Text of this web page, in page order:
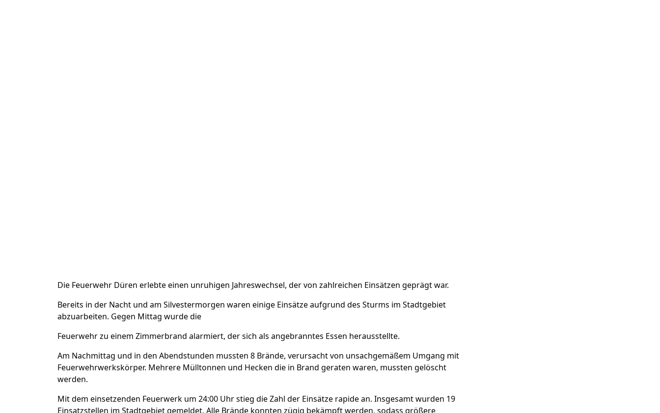
Die Feuerwehr Düren erlebte einen unruhigen Jahreswechsel, der von zahlreichen Einsätzen geprägt war.
Bereits in der Nacht und am Silvestermorgen waren einige Einsätze aufgrund des Sturms im Stadtgebiet
abzuarbeiten. Gegen Mittag wurde die
Feuerwehr zu einem Zimmerbrand alarmiert, der sich als angebranntes Essen herausstellte.
Am Nachmittag und in den Abendstunden mussten 8 Brände, verursacht von unsachgemäßem Umgang mit
Feuerwehrwerkskörper. Mehrere Mülltonnen und Hecken die in Brand geraten waren, mussten gelöscht
werden.
Mit dem einsetzenden Feuerwerk um 24:00 Uhr stieg die Zahl der Einsätze rapide an. Insgesamt wurden 19
Einsatzstellen im Stadtgebiet gemeldet. Alle Brände konnten zügig bekämpft werden, sodass größere